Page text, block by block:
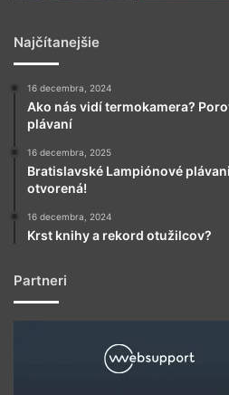
Najčítanejšie
16 decembra, 2024
Ako nás vidí termokamera?
plávaní
16 decembra, 2025
Bratislavské Lampiónové
otvorená!
16 decembra, 2024
Krst knihy a rekord otužilcov?
Partneri